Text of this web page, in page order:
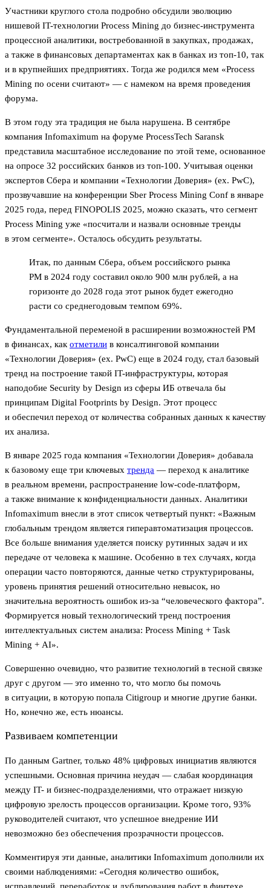
Участники круглого стола подробно обсудили эволюцию
нишевой IT-технологии Process Mining до бизнес-инструмента
процессной аналитики, востребованной в закупках, продажах,
а также в финансовых департаментах как в банках из топ-10, так
и в крупнейших предприятиях. Тогда же родился мем «Process
Mining по осени считают» — с намеком на время проведения
форума.
В этом году эта традиция не была нарушена. В сентябре
компания Infomaximum на форуме ProcessTech Saransk
представила масштабное исследование по этой теме, основанное
на опросе 32 российских банков из топ-100. Учитывая оценки
экспертов Сбера и компании «Технологии Доверия» (ex. PwC),
прозвучавшие на конференции Sber Process Mining Conf в январе
2025 года, перед FINOPOLIS 2025, можно сказать, что сегмент
Process Mining уже «посчитали и назвали основные тренды
в этом сегменте». Осталось обсудить результаты.
Итак, по данным Сбера, объем российского рынка
PM в 2024 году составил около 900 млн рублей, а на
горизонте до 2028 года этот рынок будет ежегодно
расти со среднегодовым темпом 69%.
Фундаментальной переменой в расширении возможностей PM
в финансах, как отметили в консалтинговой компании
«Технологии Доверия» (ex. PwC) еще в 2024 году, стал базовый
тренд на построение такой IT-инфраструктуры, которая
наподобие Security by Design из сферы ИБ отвечала бы
принципам Digital Footprints by Design. Этот процесс
и обеспечил переход от количества собранных данных к качеству
их анализа.
В январе 2025 года компания «Технологии Доверия» добавала
к базовому еще три ключевых тренда — переход к аналитике
в реальном времени, распространение low-code-платформ,
а также внимание к конфиденциальности данных. Аналитики
Infomaximum внесли в этот список четвертый пункт: «Важным
глобальным трендом является гиперавтоматизация процессов.
Все больше внимания уделяется поиску рутинных задач и их
передаче от человека к машине. Особенно в тех случаях, когда
операции часто повторяются, данные четко структурированы,
уровень принятия решений относительно невысок, но
значительна вероятность ошибок из-за “человеческого фактора”.
Формируется новый технологический тренд построения
интеллектуальных систем анализа: Process Mining + Task
Mining + AI».
Совершенно очевидно, что развитие технологий в тесной связке
друг с другом — это именно то, что могло бы помочь
в ситуации, в которую попала Citigroup и многие другие банки.
Но, конечно же, есть нюансы.
Развиваем компетенции
По данным Gartner, только 48% цифровых инициатив являются
успешными. Основная причина неудач — слабая координация
между IT- и бизнес-подразделениями, что отражает низкую
цифровую зрелость процессов организации. Кроме того, 93%
руководителей считают, что успешное внедрение ИИ
невозможно без обеспечения прозрачности процессов.
Комментируя эти данные, аналитики Infomaximum дополнили их
своими наблюдениями: «Сегодня количество ошибок,